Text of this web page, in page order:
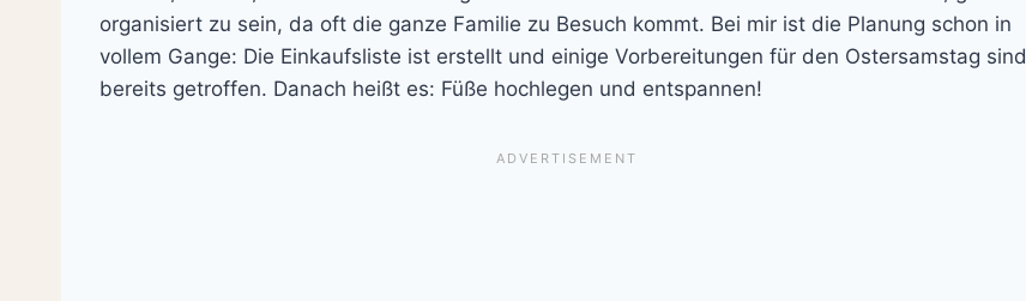
organisiert zu sein, da oft die ganze Familie zu Besuch kommt. Bei mir ist die Planung schon in
vollem Gange: Die Einkaufsliste ist erstellt und einige Vorbereitungen für den Ostersamstag sind
bereits getroffen. Danach heißt es: Füße hochlegen und entspannen!